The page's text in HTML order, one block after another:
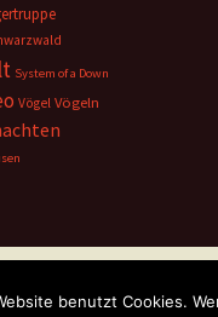
System of a Down
Vögel Vögeln
Stolz präsentiert von
benutzt Cookies.